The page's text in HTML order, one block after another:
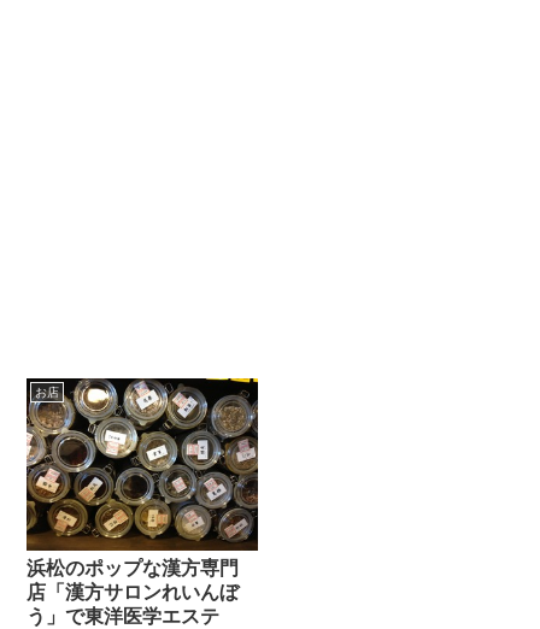
お店
浜松のポップな漢方専門
店「漢方サロンれいんぼ
う」で東洋医学エステ